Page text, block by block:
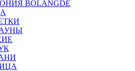
BOLANGDE